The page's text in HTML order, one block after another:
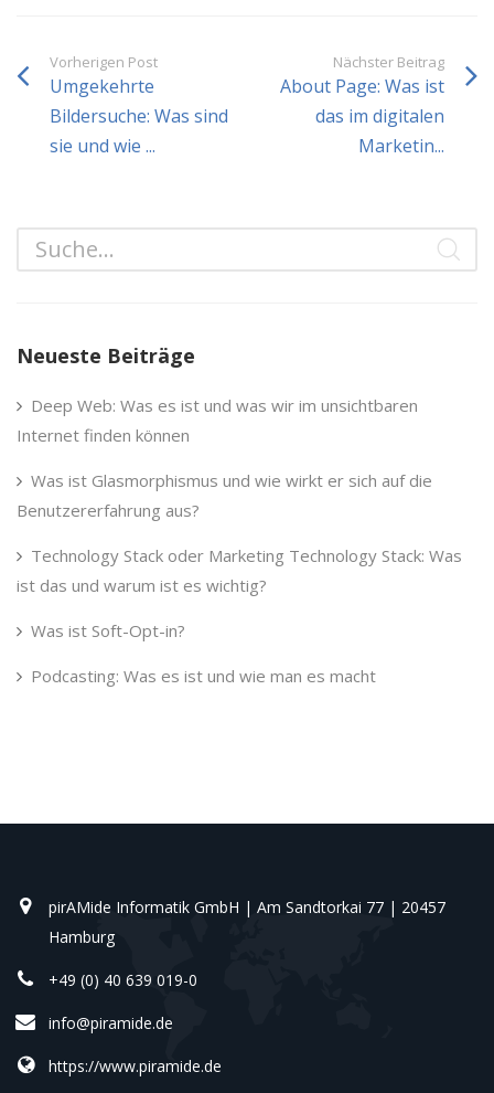
Vorherigen Post
Umgekehrte
Bildersuche: Was sind
sie und wie ...
Nächster Beitrag
About Page: Was ist
das im digitalen
Marketin...
Neueste Beiträge
Deep Web: Was es ist und was wir im unsichtbaren
Internet finden können
Was ist Glasmorphismus und wie wirkt er sich auf die
Benutzererfahrung aus?
Technology Stack oder Marketing Technology Stack: Was
ist das und warum ist es wichtig?
Was ist Soft-Opt-in?
Podcasting: Was es ist und wie man es macht
pirAMide Informatik GmbH | Am Sandtorkai 77 | 20457
Hamburg
+49 (0) 40 639 019-0
info@piramide.de
https://www.piramide.de